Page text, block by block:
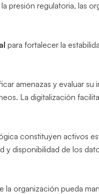
presión regulatoria, las
para fortalecer la
amenazas y evaluar
La digitalización
constituyen activos
y disponibilidad de los
la organización pueda